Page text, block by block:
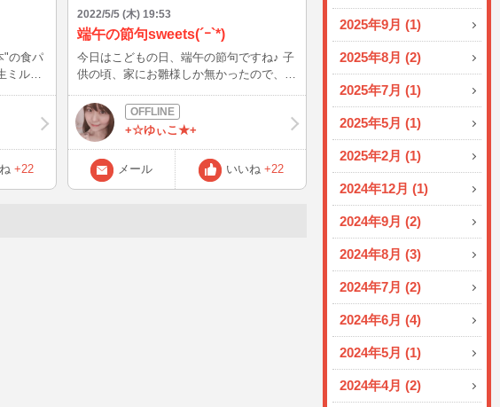
2025年9月 (1)
2025年8月 (2)
2025年7月 (1)
2025年5月 (1)
2025年2月 (1)
2024年12月 (1)
2024年9月 (2)
2024年8月 (3)
2024年7月 (2)
2024年6月 (4)
2024年5月 (1)
2024年4月 (2)
"の食パ
した
何も
アレン
えずそ
+22
2022/5/5 (木) 19:53
端午の節句sweets(´ｰ`*)
今日はこどもの日、端午の節句ですね♪ 子
供の頃、家にお雛様しか無かったので、近
りや鎧兜を見せてもらいたくて、よく遊び
に行ったのを思い出します(^^) ＧＷ中はミ
スドに行きたかったけど長蛇の列で断念…
(TT) おやつどうしようかな～。と和菓子
屋さんの前を通った時に柏餅とちまきが目
に入り、即決しました!(^^)! ミスド混んで
+☆ゆぃこ★+
メール いいね +22